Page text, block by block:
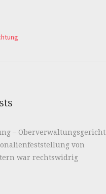
– Oberverwaltungsgericht
von
war rechtswidrig